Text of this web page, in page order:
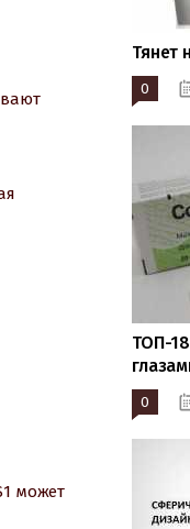
может
Тянет
0
ТОП-
0